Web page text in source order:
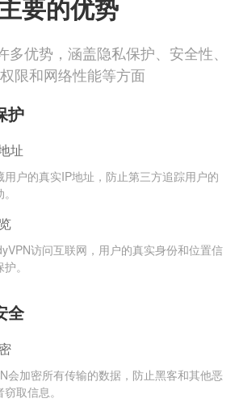
要的优势
优势，涵盖隐私保护、安全性、
限和网络性能等方面
护
址
用户的真实IP地址，防止第三方追踪用户的
访问互联网，用户的真实身份和位置信
。
全
会加密所有传输的数据，防止黑客和其他恶
取信息。